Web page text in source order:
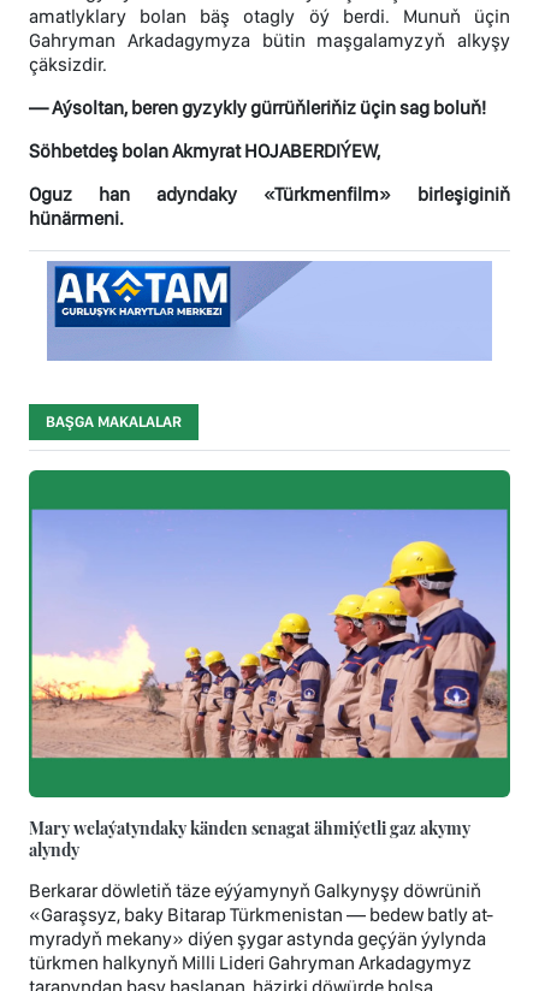
amatlyklary bolan bäş otagly öý berdi. Munuň üçin
Gahryman Arkadagymyza bütin maşgalamyzyň alkyşy
çäksizdir.
— Aýsoltan, beren gyzykly gürrüňleriňiz üçin sag boluň!
Söhbetdeş bolan Akmyrat HOJABERDIÝEW,
Oguz han adyndaky «Türkmenfilm» birleşiginiň
hünärmeni.
BAŞGA MAKALALAR
Mary welaýatyndaky känden senagat ähmiýetli gaz akymy
alyndy
Berkarar döwletiň täze eýýamynyň Galkynyşy döwrüniň
«Garaşsyz, baky Bitarap Türkmenistan — bedew batly at-
myradyň mekany» diýen şygar astynda geçýän ýylynda
türkmen halkynyň Milli Lideri Gahryman Arkadagymyz